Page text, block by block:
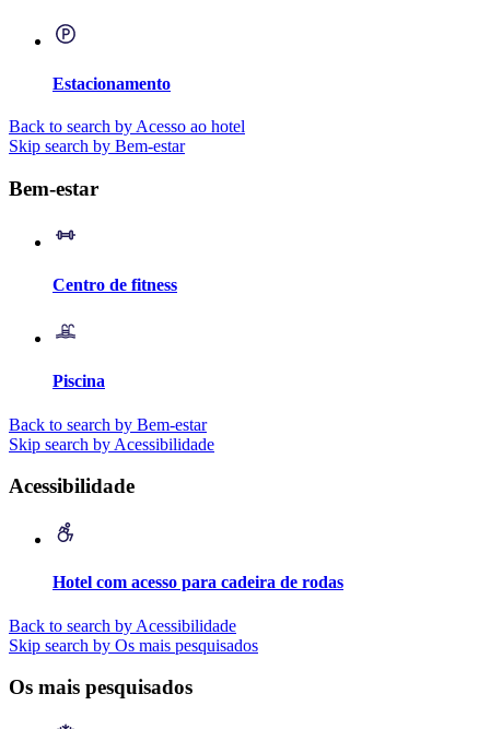
Estacionamento
Back to search by Acesso ao hotel
Skip search by Bem-estar
Bem-estar
Centro de fitness
Piscina
Back to search by Bem-estar
Skip search by Acessibilidade
Acessibilidade
Hotel com acesso para cadeira de rodas
Back to search by Acessibilidade
Skip search by Os mais pesquisados
Os mais pesquisados